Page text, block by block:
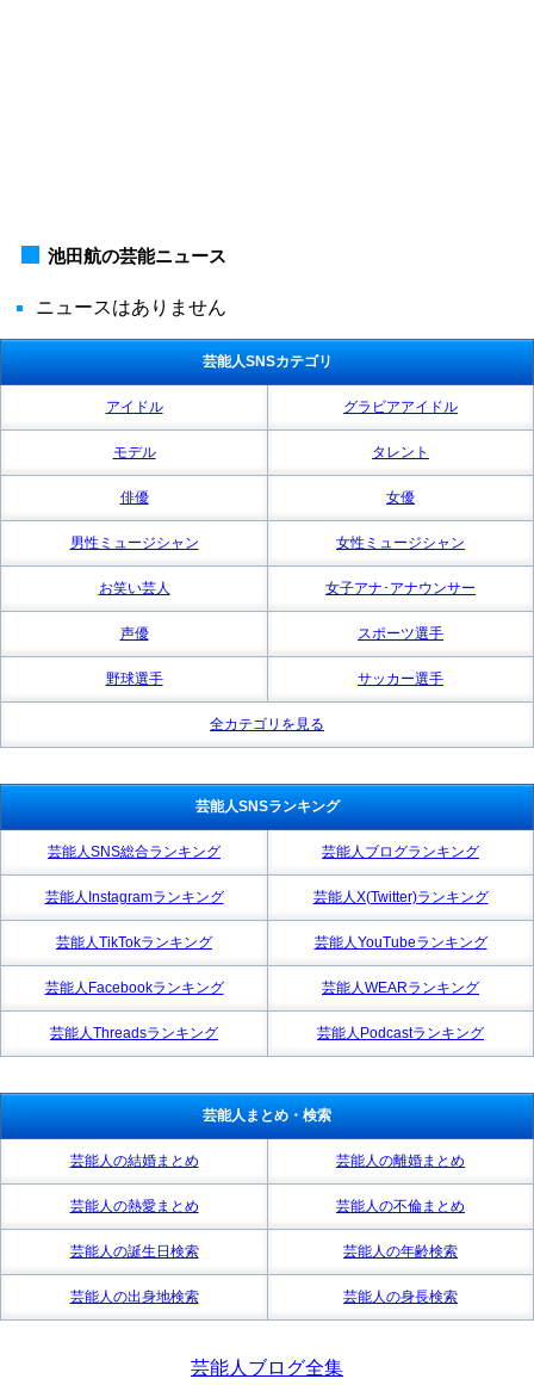
池田航の芸能ニュース
ニュースはありません
芸能人SNSカテゴリ
アイドル グラビアアイドル
モデル タレント
俳優 女優
男性ミュージシャン 女性ミュージシャン
お笑い芸人 女子アナ･アナウンサー
声優 スポーツ選手
野球選手 サッカー選手
全カテゴリを見る
芸能人SNSランキング
芸能人SNS総合ランキング 芸能人ブログランキング
芸能人Instagramランキング 芸能人X(Twitter)ランキング
芸能人TikTokランキング 芸能人YouTubeランキング
芸能人Facebookランキング 芸能人WEARランキング
芸能人Threadsランキング 芸能人Podcastランキング
芸能人まとめ・検索
芸能人の結婚まとめ 芸能人の離婚まとめ
芸能人の熱愛まとめ 芸能人の不倫まとめ
芸能人の誕生日検索 芸能人の年齢検索
芸能人の出身地検索 芸能人の身長検索
芸能人ブログ全集